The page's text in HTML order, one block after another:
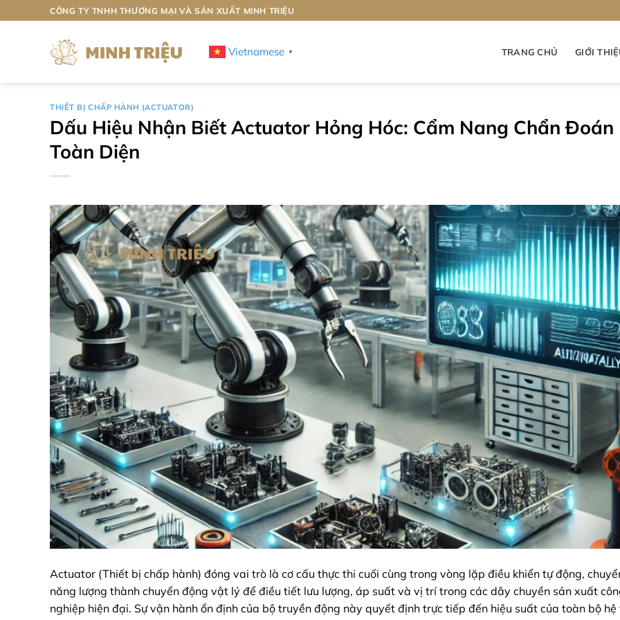
qua
CÔNG TY TNHH THƯƠNG MẠI VÀ SẢN XUẤT MINH TRIỆU
Vietnamese ▼ TRANG CHỦ GIỚI
THIẾT BỊ CHẤP HÀNH (ACTUATOR)
Dấu Hiệu Nhận Biết Actuator Hỏng Hóc: Cẩm Nang Chẩn Đoán
Toàn Diện
Actuator (Thiết bị chấp hành) đóng vai trò là cơ cấu thực thi cuối cùng trong vòng lặp điều khiển tự động,
năng lượng thành chuyển động vật lý để điều tiết lưu lượng, áp suất và vị trí trong các dây chuyền sản xuất
nghiệp hiện đại. Sự vận hành ổn định của bộ truyền động này quyết định trực tiếp đến hiệu suất của toàn bộ hệ